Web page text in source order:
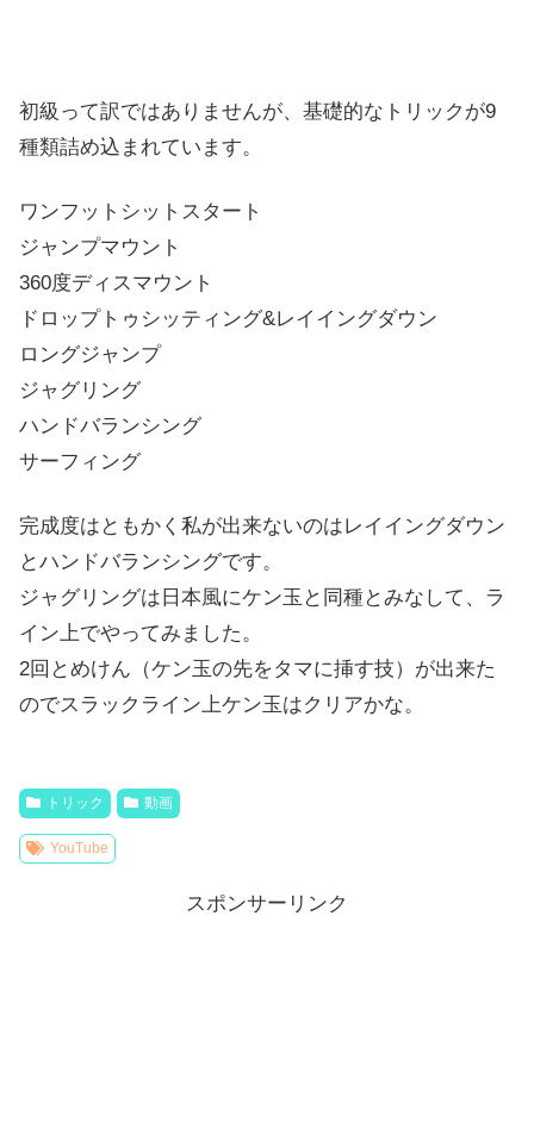
初級って訳ではありませんが、基礎的なトリックが9
種類詰め込まれています。
ワンフットシットスタート
ジャンプマウント
360度ディスマウント
ドロップトゥシッティング&レイイングダウン
ロングジャンプ
ジャグリング
ハンドバランシング
サーフィング
完成度はともかく私が出来ないのはレイイングダウン
とハンドバランシングです。
ジャグリングは日本風にケン玉と同種とみなして、ラ
イン上でやってみました。
2回とめけん（ケン玉の先をタマに挿す技）が出来た
のでスラックライン上ケン玉はクリアかな。
トリック 動画
YouTube
スポンサーリンク